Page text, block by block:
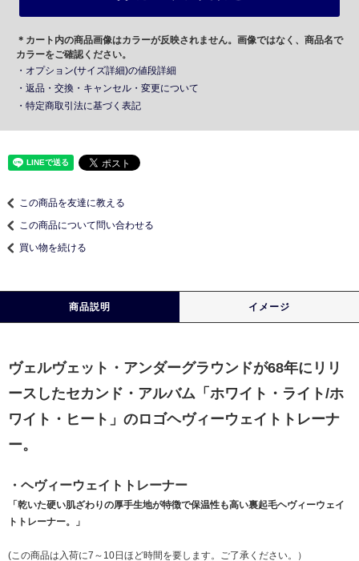
＊カート内の商品画像はカラーが反映されません。画像ではなく、商品名で
カラーをご確認ください。
・オプション(サイズ詳細)の値段詳細
・返品・交換・キャンセル・変更について
・特定商取引法に基づく表記
この商品を友達に教える
この商品について問い合わせる
買い物を続ける
商品説明 イメージ
ヴェルヴェット・アンダーグラウンドが68年にリリ
ースしたセカンド・アルバム「ホワイト・ライト/ホ
ワイト・ヒート」のロゴヘヴィーウェイトトレーナ
ー。
・ヘヴィーウェイトトレーナー
「乾いた硬い肌ざわりの厚手生地が特徴で保温性も高い裏起毛ヘヴィーウェイ
トトレーナー。」
(この商品は入荷に7～10日ほど時間を要します。ご了承ください。）